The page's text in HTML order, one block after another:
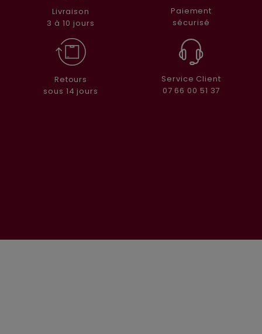
Livraison
3 à 10 jours
Paiement
sécurisé
Retours
sous 14 jours
Service Client
07 66 00 51 37